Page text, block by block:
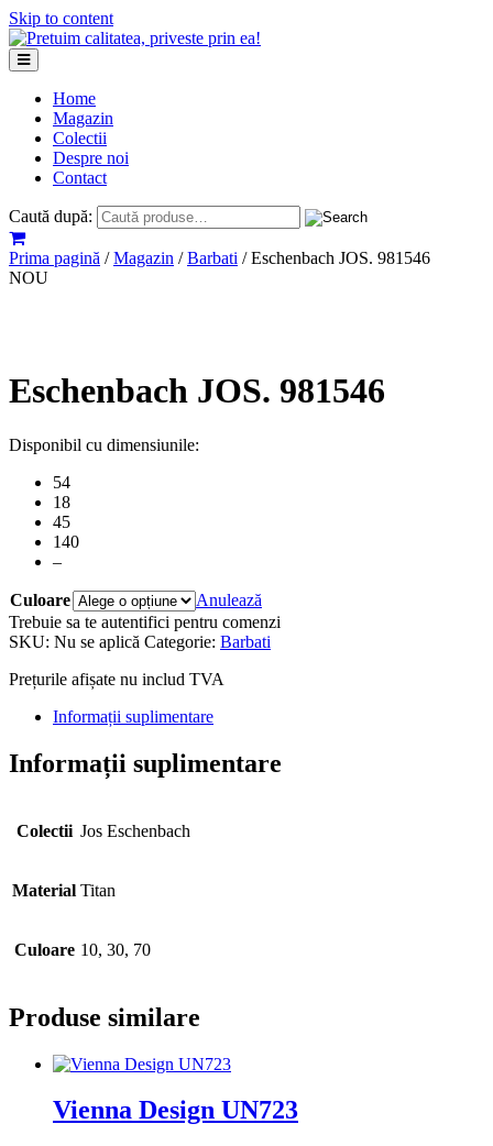
Skip to content
Home
Magazin
Colectii
Despre noi
Contact
Caută după:
Prima pagină /Magazin /Barbati / Eschenbach JOS. 981546
NOU
Eschenbach JOS. 981546
Disponibil cu dimensiunile:
54
18
45
140
–
Culoare
Anulează
Trebuie sa te autentifici pentru comenzi
SKU: Nu se aplică Categorie: Barbati
Prețurile afișate nu includ TVA
Informații suplimentare
Informații suplimentare
Colectii Jos Eschenbach
Material Titan
Culoare 10, 30, 70
Produse similare
Vienna Design UN723